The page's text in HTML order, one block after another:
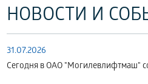
НОВОСТИ И
31.07.2026
Сегодня в ОАО "Могилевлифтмаш"